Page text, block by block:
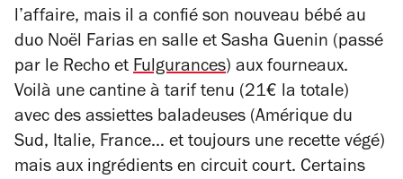
l’affaire, mais il a confié son nouveau bébé au
duo Noël Farias en salle et Sasha Guenin (passé
par le Recho et Fulgurances) aux fourneaux.
Voilà une cantine à tarif tenu (21€ la totale)
avec des assiettes baladeuses (Amérique du
Sud, Italie, France… et toujours une recette végé)
mais aux ingrédients en circuit court. Certains